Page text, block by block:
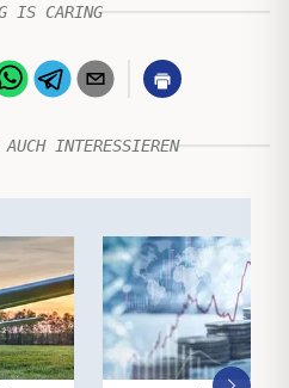
IS CARING
INTERESSIEREN